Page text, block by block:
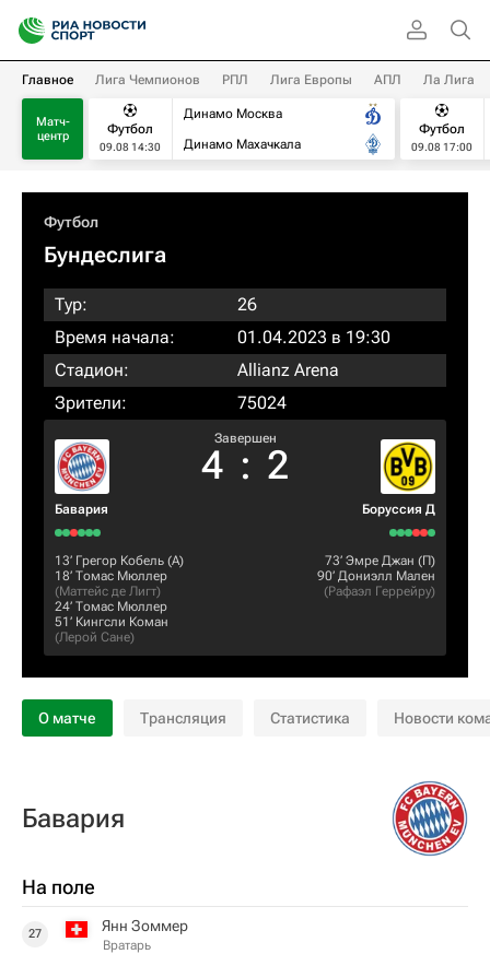
Главное Лига Чемпионов РПЛ Лига Европы АПЛ Ла Лига
Матч-
центр
Футбол
09.08 14:30
Динамо Москва
Динамо Махачкала
Футбол
09.08 17:00
Футбол
Бундеслига
Тур:
26
Время начала:
01.04.2023 в 19:30
Стадион:
Allianz Arena
Зрители:
75024
Бавария
Завершен
4 : 2
Боруссия Д
13‎’‎ Грегор Кобель (А)
18‎’‎ Томас Мюллер
(Маттейс де Лигт)
24‎’‎ Томас Мюллер
51‎’‎ Кингсли Коман
(Лерой Сане)
73‎’‎ Эмре Джан (П)
90‎’‎ Дониэлл Мален
(Рафаэл Геррейру)
О матче Трансляция Статистика Новости
Бавария
На поле
27 Янн Зоммер
Вратарь